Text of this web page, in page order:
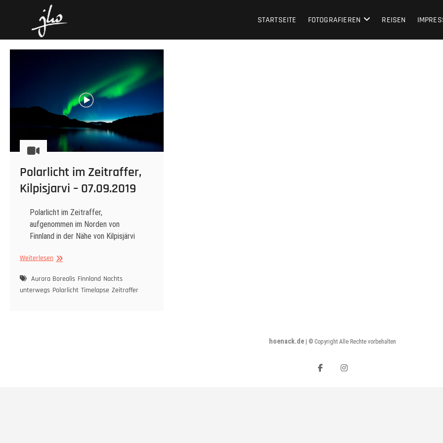
STARTSEITE FOTOGRAFIEREN REISEN
Polarlicht im Zeitraffer,
Kilpisjarvi – 07.09.2019
Polarlicht im Zeitraffer,
aufgenommen im Norden von
Finnland in der Nähe von Kilpisjärvi
WeiterlesenPolarlicht
Zeitraffer,
Kilpisjarvi
Aurora Borealis Finnland Nachts
unterwegs Polarlicht Timelapse Zeitraffer
hoenack.de| © Copyright Alle Rechte vorbehalten
facebookinstagram